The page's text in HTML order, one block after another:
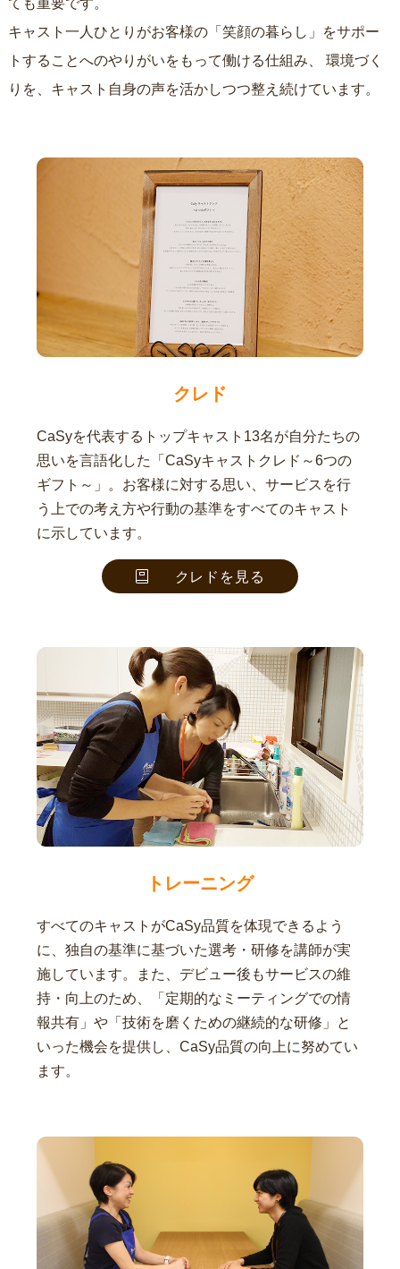
ても重要です。
キャスト一人ひとりがお客様の「笑顔の暮らし」をサポー
トすることへのやりがいをもって働ける仕組み、
りを、キャスト自身の声を活かしつつ整え続けています。
クレド
CaSyを代表するトップキャスト13名が自分たちの
思いを言語化した「CaSyキャストクレド～6つの
ギフト～」。お客様に対する思い、サービスを行
う上での考え方や行動の基準をすべてのキャスト
に示しています。
クレドを見る
トレーニング
すべてのキャストがCaSy品質を体現できるよう
に、独自の基準に基づいた選考・研修を講師が実
施しています。また、デビュー後もサービスの維
持・向上のため、「定期的なミーティングでの情
報共有」や「技術を磨くための継続的な研修」と
いった機会を提供し、CaSy品質の向上に努めてい
ます。